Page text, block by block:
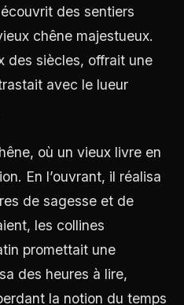
des sentiers
chêne majestueux.
des siècles, offrait une
avec le lueur
où un vieux livre en
En l’ouvrant, il réalisa
de sagesse et de
les collines
promettait une
des heures à lire,
la notion du temps